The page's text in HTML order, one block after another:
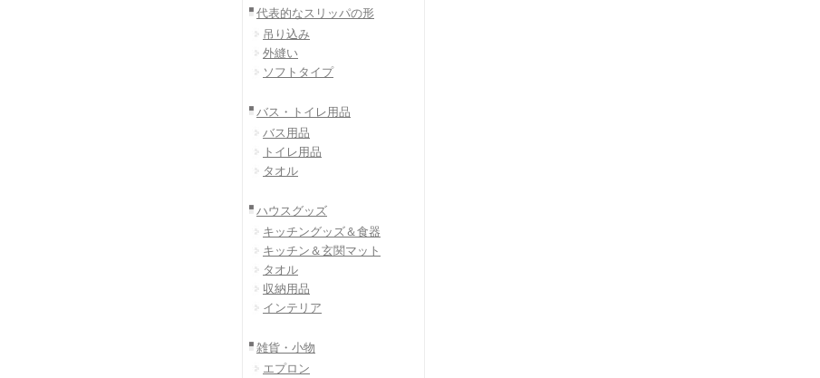
代表的なスリッパの形
吊り込み
外縫い
ソフトタイプ
バス・トイレ用品
バス用品
トイレ用品
タオル
ハウスグッズ
キッチングッズ＆食器
キッチン＆玄関マット
タオル
収納用品
インテリア
雑貨・小物
エプロン